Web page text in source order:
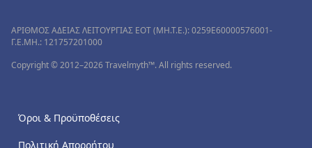
ΑΡΙΘΜΟΣ ΑΔΕΙΑΣ ΛΕΙΤΟΥΡΓΙΑΣ ΕΟΤ (MH.T.E.): 0259Ε60000576001-
Γ.Ε.ΜΗ.: 121757201000
Copyright © 2012–2026 Travelmyth™. All rights reserved.
Όροι & Προϋποθέσεις
Πολιτική Απορρήτου